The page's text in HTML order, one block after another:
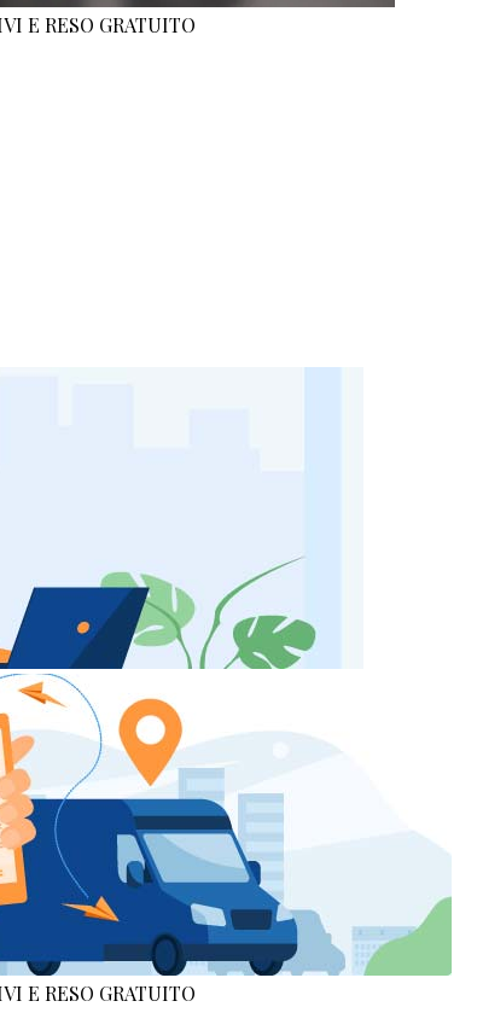
E RESO GRATUITO
E RESO GRATUITO